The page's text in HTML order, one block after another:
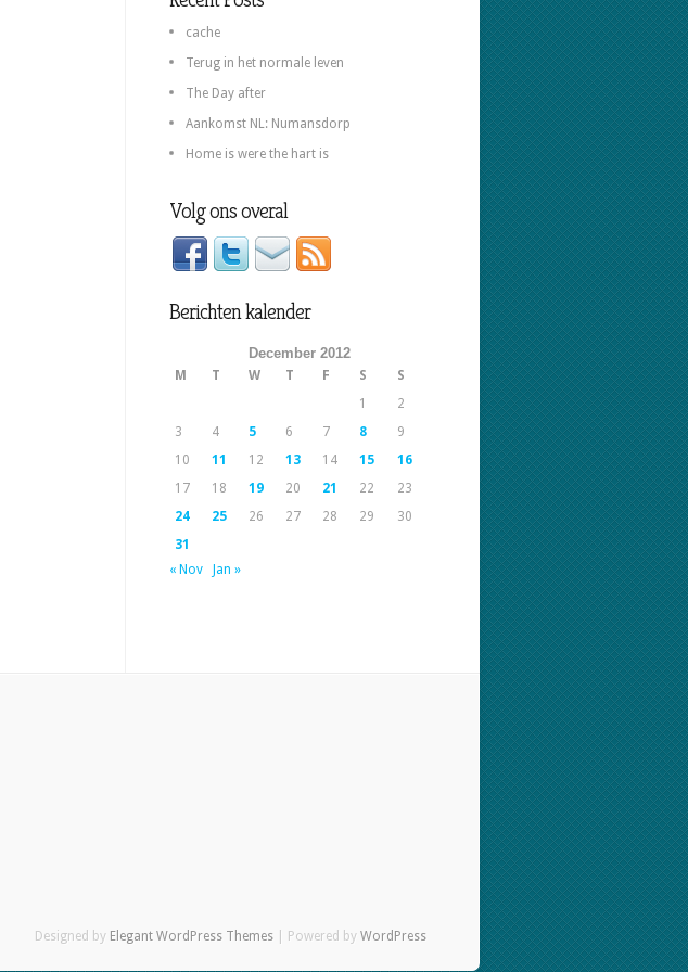
cache
Terug in het normale leven
The Day after
Aankomst NL: Numansdorp
Home is were the hart is
Volg ons overal
Berichten kalender
December 2012
M T W T F S
S
1
2
3
4 5 6 7 8
9
10
11 12 13 14 15
16
17
18 19 20 21 22
23
24
25 26 27 28 29
30
31
« Nov
Jan »
Designed by Elegant WordPress Themes | Powered by WordPress